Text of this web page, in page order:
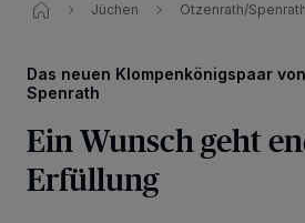
Jüchen Otzenrath/
Das neuen Klompenkönigspaar
Spenrath
Ein Wunsch geht
Erfüllung